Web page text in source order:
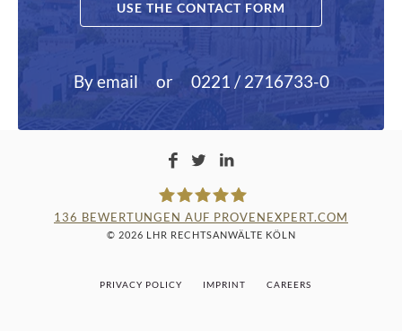
USE THE CONTACT FORM
By email or 0221 / 2716733-0
136 BEWERTUNGEN AUF PROVENEXPERT.COM
© 2026 LHR RECHTSANWÄLTE KÖLN
PRIVACY POLICY IMPRINT CAREERS